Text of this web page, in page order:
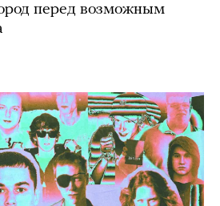
перед возможным